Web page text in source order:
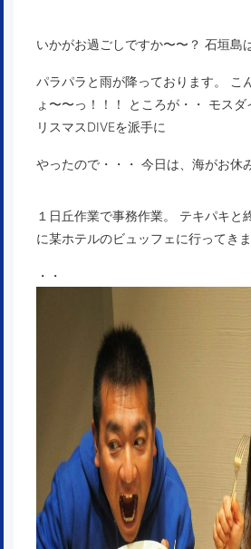
いかがお過ごしですか〜〜？ 石垣島
パラパラと雨が降っております。 こ
ょ〜〜っ！！！ ところが・・ モス
リスマスDIVEを派手に
やったので・・・ 今日は、海がお休
１日丘作業で事務作業。 テキパキと
に某ホテルのビュッフェに行ってき
・・